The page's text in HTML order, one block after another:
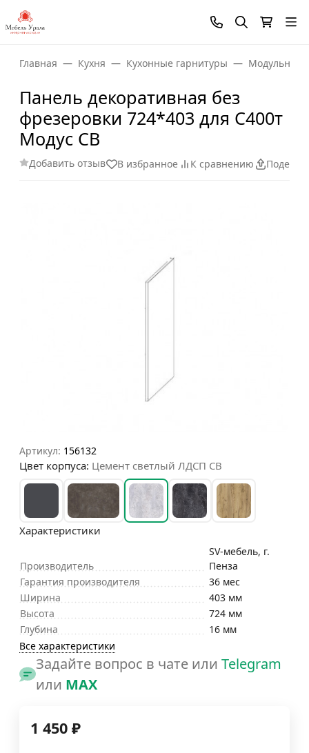
Главная Кухня Кухонные гарнитуры Модульные
Панель декоративная без
фрезеровки 724*403 для С400т
Модус СВ
Добавить отзыв В избранное К сравнению
Артикул: 156132
Цвет корпуса: Цемент светлый ЛДСП СВ
Характеристики
Производитель
SV-мебель, г.
Пенза
Гарантия производителя
36 мес
Ширина
403 мм
Высота
724 мм
Глубина
16 мм
Все характеристики
Задайте вопрос в чате или Telegram
или MAX
1 450 ₽